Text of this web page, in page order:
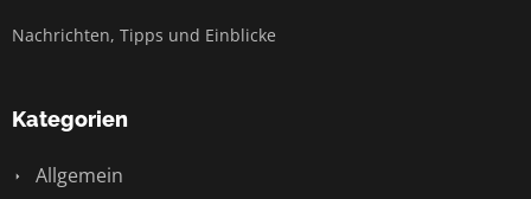
Nachrichten, Tipps und Einblicke
Kategorien
Allgemein